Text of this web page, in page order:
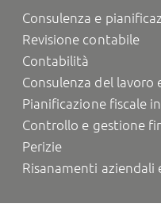
Consulenza e
Revisione contabile
Contabilità
Consulenza del lavoro
Pianificazione fiscale
Controllo e gestione
Perizie
Risanamenti aziendali